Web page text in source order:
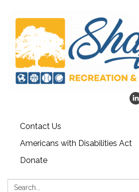
Contact Us
Americans with Disabilities Act
Donate
Search: